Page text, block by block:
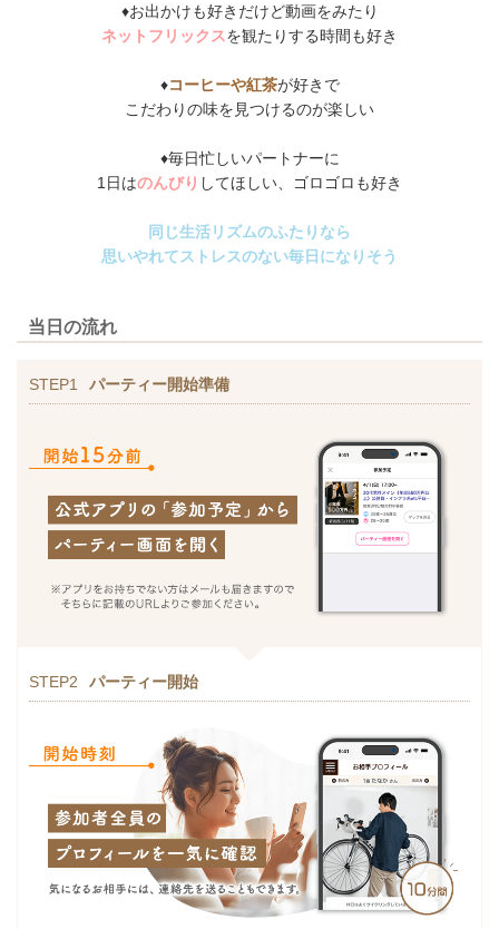
♦お出かけも好きだけど動画をみたり
ネットフリックスを観たりする時間も好き
♦コーヒーや紅茶が好きで
こだわりの味を見つけるのが楽しい
♦毎日忙しいパートナーに
1日はのんびり してほしい、ゴロゴロも好き
同じ生活リズムのふたりなら
思いやれてストレスのない毎日になりそう
当日の流れ
STEP1 パーティー開始準備
STEP2 パーティー開始